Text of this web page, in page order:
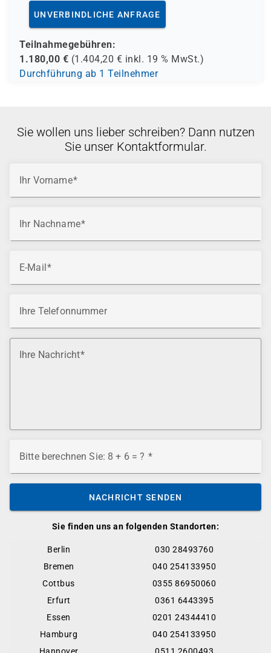
UNVERBINDLICHE ANFRAGE
Teilnahmegebühren:
1.180,00 € (1.404,20 € inkl. 19 % MwSt.)
Durchführung ab 1 Teilnehmer
Sie finden uns an folgenden Standorten:
Berlin
030 28493760
Bremen
040 254133950
Cottbus
0355 86950060
Erfurt
0361 6443395
Essen
0201 24344410
Hamburg
040 254133950
Sie wollen uns lieber schreiben? Dann nutzen
Sie unser Kontaktformular.
Ihr Vorname
Ihr Nachname
E-Mail
Ihre Telefonnummer
Ihre Nachricht
Bitte berechnen Sie: 8 + 6 = ?
NACHRICHT SENDEN